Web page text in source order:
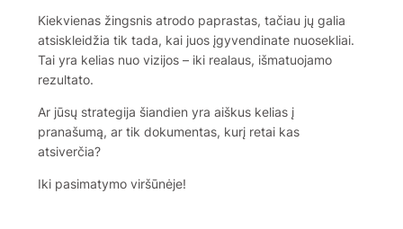
Kiekvienas žingsnis atrodo paprastas, tačiau jų galia
atsiskleidžia tik tada, kai juos įgyvendinate nuosekliai.
Tai yra kelias nuo vizijos – iki realaus, išmatuojamo
rezultato.
Ar jūsų strategija šiandien yra aiškus kelias į
pranašumą, ar tik dokumentas, kurį retai kas
atsiverčia?
Iki pasimatymo viršūnėje!